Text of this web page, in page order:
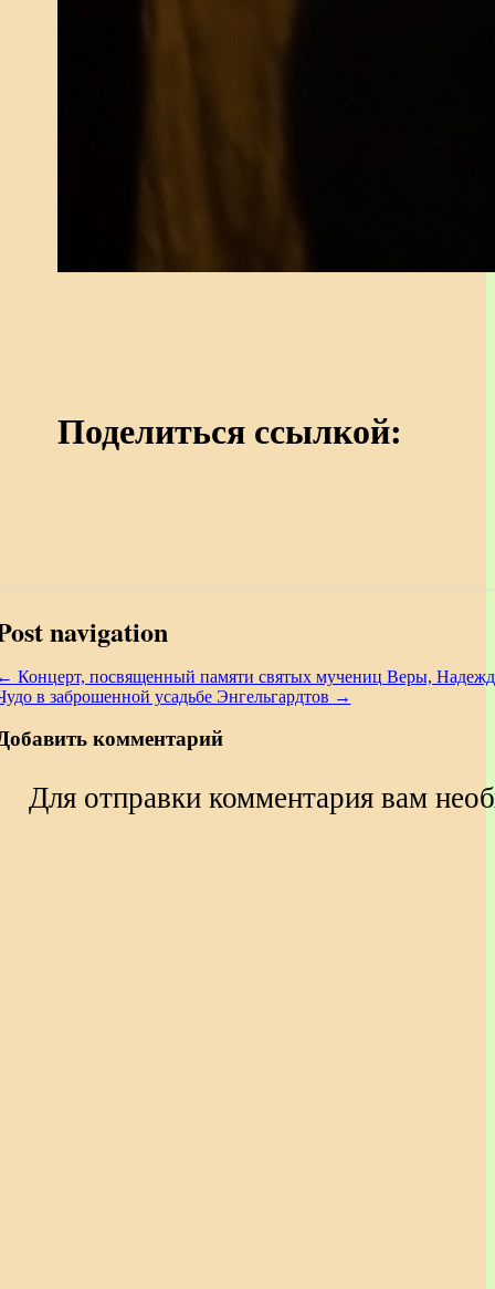
Поделиться ссылкой:
navigation
Концерт, посвященный памяти святых мучениц Веры,
в заброшенной усадьбе Энгельгардтов →
комментарий
Для отправки комментария вам